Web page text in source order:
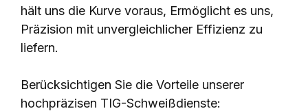
hält uns die Kurve voraus, Ermöglicht es uns,
Präzision mit unvergleichlicher Effizienz zu
liefern.
Berücksichtigen Sie die Vorteile unserer
hochpräzisen TIG-Schweißdienste: